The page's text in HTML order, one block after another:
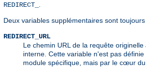
REDIRECT_
Deux variables supplémentaires sont
REDIRECT_URL
Le chemin URL de la requête
interne. Cette variable n'est pas
module spécifique, mais par le cœur du